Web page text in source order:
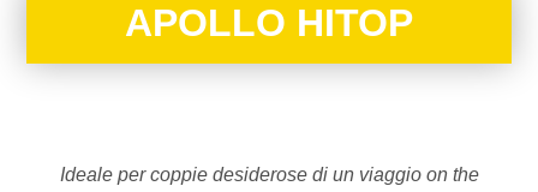
APOLLO HITOP
Ideale per coppie desiderose di un viaggio on the